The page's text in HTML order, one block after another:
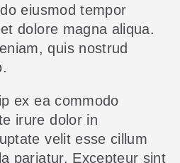
eiusmod tempor
dolore magna aliqua.
quis nostrud
ex ea commodo
irure dolor in
velit esse cillum
pariatur. Excepteur sint